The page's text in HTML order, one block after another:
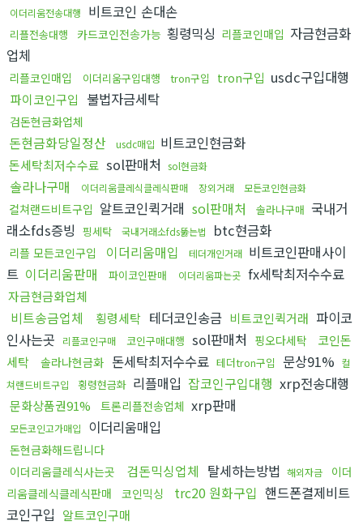
이더리움전송대행 비트코인 손대손
리플전송대행 카드코인전송가능 횡령믹싱 리플코인매입 자금현금화
업체
리플코인매입 이더리움구입대행 tron구입 tron구입 usdc구입대행
파이코인구입 불법자금세탁
검돈현금화업체
돈현금화당일정산 usdc매입 비트코인현금화
돈세탁최저수수료 sol판매처 sol현금화
솔라나구매 이더리움클레식클레식판매 장외거래 모든코인현금화
컬쳐랜드비트구입 알트코인퀵거래 sol판매처 솔라나구매 국내거
래소fds증빙 핑세탁 국내거래소fds뚫는법 btc현금화
리플 모든코인구입 이더리움매입 테더개인거래 비트코인판매사이
트 이더리움판매 파이코인판매 이더리움파는곳 fx세탁최저수수료
자금현금화업체
비트송금업체 횡령세탁 테더코인송금 비트코인퀵거래 파이코
인사는곳
리플코인구매 코인구매대행 sol판매처 핑오다세탁
코인돈
세탁
솔라나현금화 돈세탁최저수수료 테더tron구입 문상91% 컬
쳐랜드비트구입
횡령현금화 리플매입 잡코인구입대행 xrp전송대행
문화상품권91% 트론리플전송업체 xrp판매
모든코인고가매입 이더리움매입
돈현금화해드립니다
이더리움클레식사는곳
검돈믹싱업체 탈세하는방법 해외자금
이더
리움클레식클레식판매
코인믹싱 trc20 원화구입 핸드폰결제비트
코인구입 알트코인구매